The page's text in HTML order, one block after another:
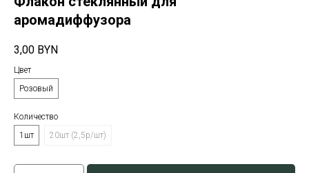
аромадиффузора
3,00 BYN
Цвет
Розовый
Количество
1шт
20шт (2,5р/шт)